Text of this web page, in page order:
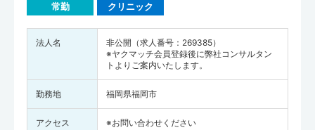
常勤 クリニック
法人名
非公開（求人番号：269385）
※ヤクマッチ会員登録後に弊社コンサルタン
トよりご案内いたします。
勤務地 福岡県福岡市
アクセス ※お問い合わせください